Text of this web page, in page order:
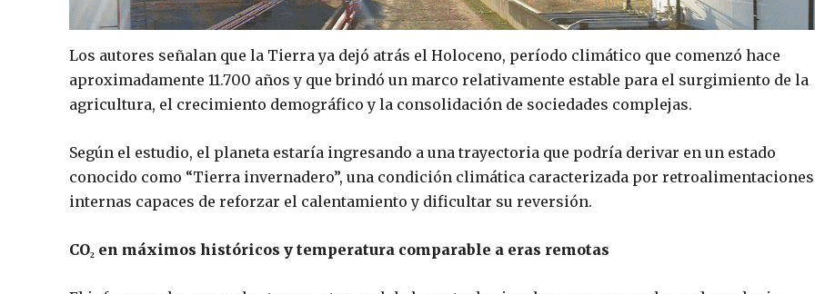
Los autores señalan que la Tierra ya dejó atrás el Holoceno, período climático que comenzó hace
aproximadamente 11.700 años y que brindó un marco relativamente estable para el surgimiento de la
agricultura, el crecimiento demográfico y la consolidación de sociedades complejas.
Según el estudio, el planeta estaría ingresando a una trayectoria que podría derivar en un estado
conocido como “Tierra invernadero”, una condición climática caracterizada por retroalimentaciones
internas capaces de reforzar el calentamiento y dificultar su reversión.
CO₂ en máximos históricos y temperatura comparable a eras remotas